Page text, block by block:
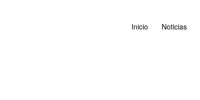
Inicio Noticias